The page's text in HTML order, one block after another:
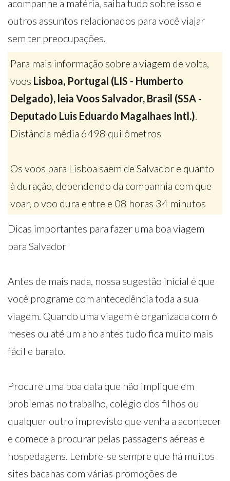
acompanhe a matéria, saiba tudo sobre isso e
outros assuntos relacionados para você viajar
sem ter preocupações.
Para mais informação sobre a viagem de volta,
voos Lisboa, Portugal (LIS - Humberto
Delgado), leia Voos Salvador, Brasil (SSA -
Deputado Luis Eduardo Magalhaes Intl.).
Distância média 6498 quilômetros
Os voos para Lisboa saem de Salvador e quanto
à duração, dependendo da companhia com que
voar, o voo dura entre e 08 horas 34 minutos
Dicas importantes para fazer uma boa viagem
para Salvador
Antes de mais nada, nossa sugestão inicial é que
você programe com antecedência toda a sua
viagem. Quando uma viagem é organizada com 6
meses ou até um ano antes tudo fica muito mais
fácil e barato.
Procure uma boa data que não implique em
problemas no trabalho, colégio dos filhos ou
qualquer outro imprevisto que venha a acontecer
e comece a procurar pelas passagens aéreas e
hospedagens. Lembre-se sempre que há muitos
sites bacanas com várias promoções de